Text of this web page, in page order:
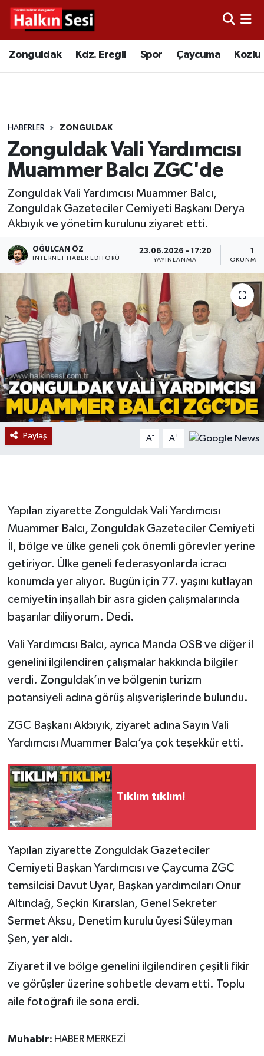
Zonguldak Kdz. Ereğli Spor Çaycuma Kozlu
HABERLER ZONGULDAK
Zonguldak Vali Yardımcısı
Muammer Balcı ZGC'de
Zonguldak Vali Yardımcısı Muammer Balcı,
Zonguldak Gazeteciler Cemiyeti Başkanı Derya
Akbıyık ve yönetim kurulunu ziyaret etti.
OĞULCAN ÖZ
İNTERNET HABER EDITÖRÜ
23.06.2026 - 17:20
YAYINLANMA
1
OKUNMA
Paylaş A- A+
Yapılan ziyarette Zonguldak Vali Yardımcısı
Muammer Balcı, Zonguldak Gazeteciler Cemiyeti
İl, bölge ve ülke geneli çok önemli görevler yerine
getiriyor. Ülke geneli federasyonlarda icracı
konumda yer alıyor. Bugün için 77. yaşını kutlayan
cemiyetin inşallah bir asra giden çalışmalarında
başarılar diliyorum. Dedi.
Vali Yardımcısı Balcı, ayrıca Manda OSB ve diğer il
genelini ilgilendiren çalışmalar hakkında bilgiler
verdi. Zonguldak’ın ve bölgenin turizm
potansiyeli adına görüş alışverişlerinde bulundu.
ZGC Başkanı Akbıyık, ziyaret adına Sayın Vali
Yardımcısı Muammer Balcı’ya çok teşekkür etti.
Tıklım tıklım!
Yapılan ziyarette Zonguldak Gazeteciler
Cemiyeti Başkan Yardımcısı ve Çaycuma ZGC
temsilcisi Davut Uyar, Başkan yardımcıları Onur
Altındağ, Seçkin Kırarslan, Genel Sekreter
Sermet Aksu, Denetim kurulu üyesi Süleyman
Şen, yer aldı.
Ziyaret il ve bölge genelini ilgilendiren çeşitli fikir
ve görüşler üzerine sohbetle devam etti. Toplu
aile fotoğrafı ile sona erdi.
Muhabir: HABER MERKEZİ
Video
Çaycuma
Alaplı
Asayiş
Bartın
Karabük
Bolu
ÇEVRE
BİLİM VE TEKNOLOJİ
DUNYA
Düzce
Genel
Gökçebey
GÜNDEM
İş ilanı
Kilimli
Kültür - Sanat
MAGAZİN
Resmi İlan
Röportaj
Sağlık
SİYASET
Spor
Ulusal
Yaşam
Merkez Hava Durumu
Tüm Manşetler
Son Dakika Haberleri
Haber Arşivi